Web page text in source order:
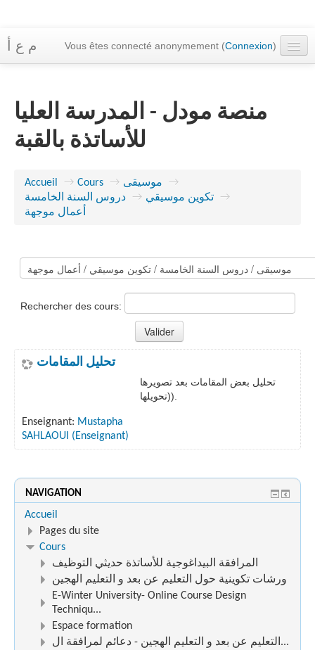
م ع أ Vous êtes connecté anonymement (Connexion)
Cours
Messagerie
منصة مودل - المدرسة العليا
للأساتذة بالقبة
Accueil → Cours → موسيقى
→
دروس السنة الخامسة
→ تكوين موسيقي
→
أعمال موجهة
Rechercher des cours:
تحليل المقامات
تحليل بعض المقامات بعد تصويرها
(تحويلها).
Enseignant: Mustapha
SAHLAOUI (Enseignant)
NAVIGATION
Accueil
Pages du site
Cours
المرافقة البيداغوجية للأساتذة حديثي التوظيف
ورشات تكوينية حول التعليم عن بعد و التعليم الهجين
E-Winter University- Online Course Design
Techniqu...
Espace formation
التعليم عن بعد و التعليم الهجين - دعائم لمرافقة ال...